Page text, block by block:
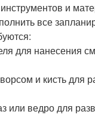
и
все
для нанесения
и кисть для
или ведро для